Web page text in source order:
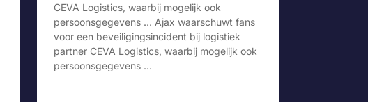
CEVA Logistics, waarbij mogelijk ook
persoonsgegevens … Ajax waarschuwt fans
voor een beveiligingsincident bij logistiek
partner CEVA Logistics, waarbij mogelijk ook
persoonsgegevens …